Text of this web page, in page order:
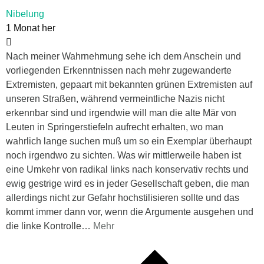
Nibelung
1 Monat her
Nach meiner Wahrnehmung sehe ich dem Anschein und
vorliegenden Erkenntnissen nach mehr zugewanderte
Extremisten, gepaart mit bekannten grünen Extremisten auf
unseren Straßen, während vermeintliche Nazis nicht
erkennbar sind und irgendwie will man die alte Mär von
Leuten in Springerstiefeln aufrecht erhalten, wo man
wahrlich lange suchen muß um so ein Exemplar überhaupt
noch irgendwo zu sichten. Was wir mittlerweile haben ist
eine Umkehr von radikal links nach konservativ rechts und
ewig gestrige wird es in jeder Gesellschaft geben, die man
allerdings nicht zur Gefahr hochstilisieren sollte und das
kommt immer dann vor, wenn die Argumente ausgehen und
die linke Kontrolle… Mehr